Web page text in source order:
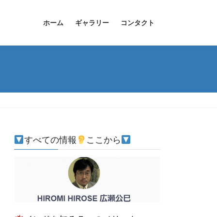
ホーム ギャラリー コンタクト
すべての情報 ここから